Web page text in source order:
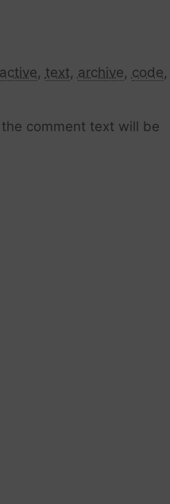
, text, archive, code,
comment text will be